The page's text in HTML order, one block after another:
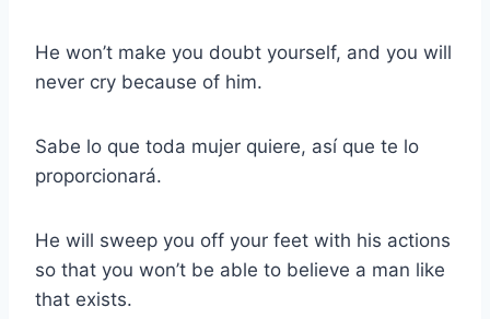
He won’t make you doubt yourself, and you will
never cry because of him.
Sabe lo que toda mujer quiere, así que te lo
proporcionará.
He will sweep you off your feet with his actions
so that you won’t be able to believe a man like
that exists.